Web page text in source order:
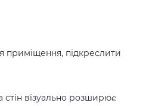
приміщення, підкреслити
стін візуально розширює